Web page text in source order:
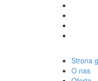
Strona
O nas